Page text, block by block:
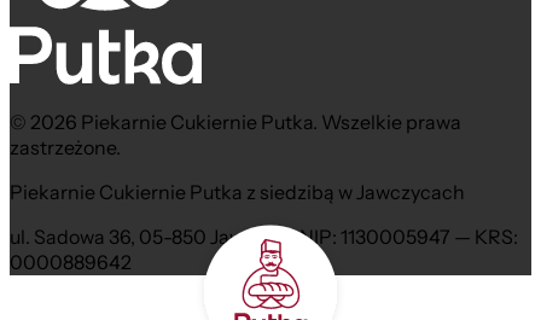
© 2026 Piekarnie Cukiernie Putka. Wszelkie prawa
zastrzeżone.
Piekarnie Cukiernie Putka z siedzibą w Jawczycach
ul. Sadowa 36, 05-850 Jawczyce NIP: 1130005947 — KRS:
0000889642